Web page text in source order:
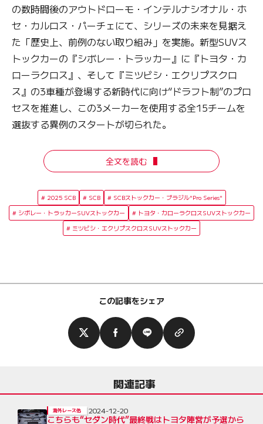
の数時間後のアウトドローモ・インテルナシオナル・ホ
セ・カルロス・パーチェにて、シリーズの未来を見据え
た「歴史上、前例のない取り組み」を実施。新型SUVス
トックカーの『シボレー・トラッカー』に『トヨタ・カ
ローラクロス』、そして『ミツビシ・エクリプスクロ
ス』の3車種が登場する新時代に向け“ドラフト制”のプロ
セスを推進し、この3メーカーを使用する全15チームを
選抜する異例のスタートが切られた。
全文を読む
2025 SCB SCB
SCBストックカー・ブラジル"Pro Series"
シボレー・トラッカーSUVストックカー
トヨタ・カローラクロスSUVストックカー
ミツビシ・エクリプスクロスSUVストックカー
この記事をシェア
関連記事
こちらも“セダン時代”最終戦はトヨタ陣営が予選から
海外レース他 2024-12-20